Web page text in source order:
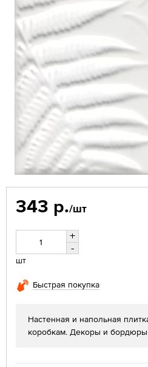
343 р./шт
+
-
шт
Быстрая покупка
Настенная и напольная
коробкам. Декоры и бордюры